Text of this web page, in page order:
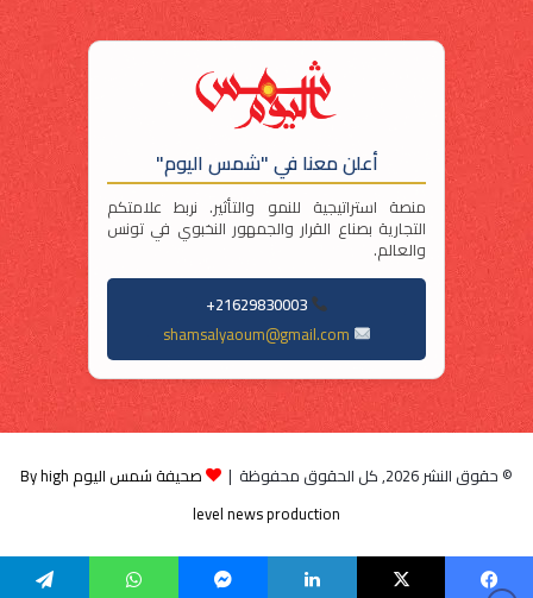
أعلن معنا في "شمس اليوم"
منصة استراتيجية للنمو والتأثير. نربط علامتكم
التجارية بصناع القرار والجمهور النخبوي في تونس
والعالم.
21629830003+
shamsalyaoum@gmail.com
© حقوق النشر 2026, كل الحقوق محفوظة |
صحيفة شمس اليوم By high
level news production